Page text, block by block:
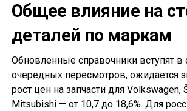
Общее влияние на
деталей по маркам
Обновленные справочники вступят в
очередных пересмотров, ожидается
рост цен на запчасти для Volkswagen,
Mitsubishi — от 10,7 до 18,6%. Для